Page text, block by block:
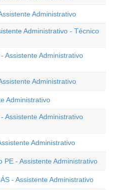
Administrativo
Administrativo - Técnico
Assistente Administrativo
Administrativo
Administrativo
Assistente Administrativo
Administrativo
PE - Assistente Administrativo
- Assistente Administrativo